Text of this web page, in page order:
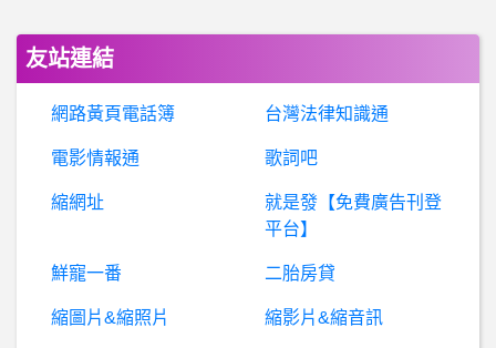
女
人話題- 大家也不太喜歡港人移民來台嗎？ 大家也不太喜歡港人移民來台嗎？
希
洽- JUBEAT APP是不是不想讓人免費玩 JUBEAT APP是不是不想讓人免費玩
BaseballXXXX- 說實話 說實話
友站連結
網路黃頁電話簿 台灣法律知識通
電影情報通 歌詞吧
縮網址
就是發【免費廣告刊登
平台】
鮮寵一番 二胎房貸
縮圖片&縮照片 縮影片&縮音訊